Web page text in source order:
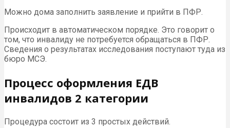
Можно дома заполнить заявление и прийти в ПФР.
Происходит в автоматическом порядке. Это говорит о
том, что инвалиду не потребуется обращаться в ПФР.
Сведения о результатах исследования поступают туда из
бюро МСЭ.
Процесс оформления ЕДВ
инвалидов 2 категории
Процедура состоит из 3 простых действий.